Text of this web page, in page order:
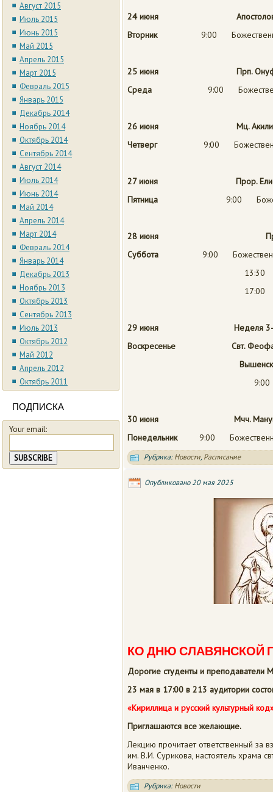
Август 2015
Июль 2015
Июнь 2015
Май 2015
Апрель 2015
Март 2015
Февраль 2015
Январь 2015
Декабрь 2014
Ноябрь 2014
Октябрь 2014
Сентябрь 2014
Август 2014
Июль 2014
Июнь 2014
Май 2014
Апрель 2014
Март 2014
Февраль 2014
Январь 2014
Декабрь 2013
Ноябрь 2013
Октябрь 2013
Сентябрь 2013
Июль 2013
Октябрь 2012
Май 2012
Апрель 2012
Октябрь 2011
ПОДПИСКА
Your email:
24 июня Апостолов
Вторник
9:00
25 июня Прп. Онуфрия
Среда
9:00
26 июня Мц.
Четверг
9:00
27 июня Прор.
Пятница 9:00
28 июня
Суббота
9:00
13:30
17:00
29 июня
Неделя
Воскресенье Свт. Феофана,
30 июня Мчч. Мануила,
Понедельник9:00 Божественная
Рубрика: Новости, Расписание
Опубликовано 20 мая 2025
КО ДНЮ СЛАВЯНСКОЙ
Дорогие студенты и преподаватели
23 мая в 17:00 в 213 аудитории
«Кириллица и русский культурный
Приглашаются все желающие.
Лекцию прочитает ответственный за
им. В.И. Сурикова, настоятель храма
Иванченко.
Рубрика: Новости